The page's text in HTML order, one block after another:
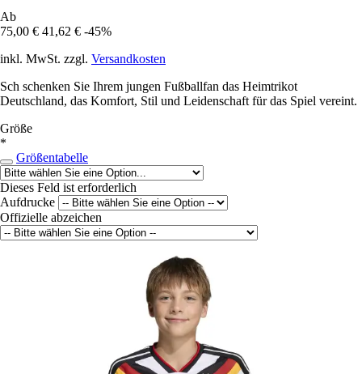
Ab
75,00 € 41,62 € -45%
inkl. MwSt. zzgl. Versandkosten
Sch schenken Sie Ihrem jungen Fußballfan das Heimtrikot
Deutschland, das Komfort, Stil und Leidenschaft für das Spiel vereint.
Größe
*
Größentabelle
Dieses Feld ist erforderlich
Aufdrucke
Offizielle abzeichen